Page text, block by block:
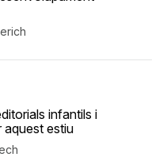
infantils i
aquest estiu